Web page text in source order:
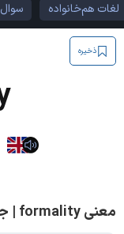
لغات هم‌خانواده
ذخیره
معنی formality | جمله با formality